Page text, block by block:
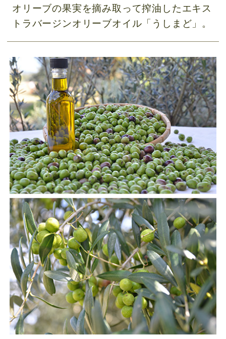
オリーブの果実を摘み取って搾油したエキス
トラバージンオリーブオイル「うしまど」。